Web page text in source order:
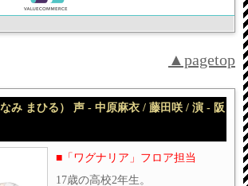
▲pagetop
み まひる） 声 - 中原麻衣 / 藤田咲 / 演 - 阪
■「ワグナリア」フロア担当
17歳の高校2年生。